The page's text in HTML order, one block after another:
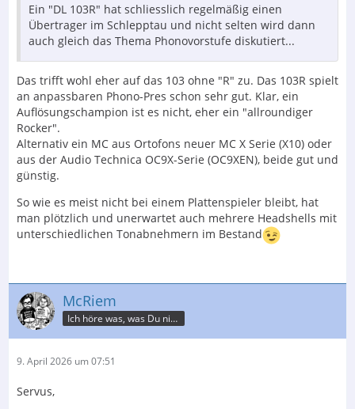
Ein "DL 103R" hat schliesslich regelmäßig einen
Übertrager im Schlepptau und nicht selten wird dann
auch gleich das Thema Phonovorstufe diskutiert...
Das trifft wohl eher auf das 103 ohne "R" zu. Das 103R spielt
an anpassbaren Phono-Pres schon sehr gut. Klar, ein
Auflösungschampion ist es nicht, eher ein "allroundiger
Rocker".
Alternativ ein MC aus Ortofons neuer MC X Serie (X10) oder
aus der Audio Technica OC9X-Serie (OC9XEN), beide gut und
günstig.
So wie es meist nicht bei einem Plattenspieler bleibt, hat
man plötzlich und unerwartet auch mehrere Headshells mit
unterschiedlichen Tonabnehmern im Bestand
McRiem
Ich höre was, was Du nicht misst.
9. April 2026 um 07:51
Servus,